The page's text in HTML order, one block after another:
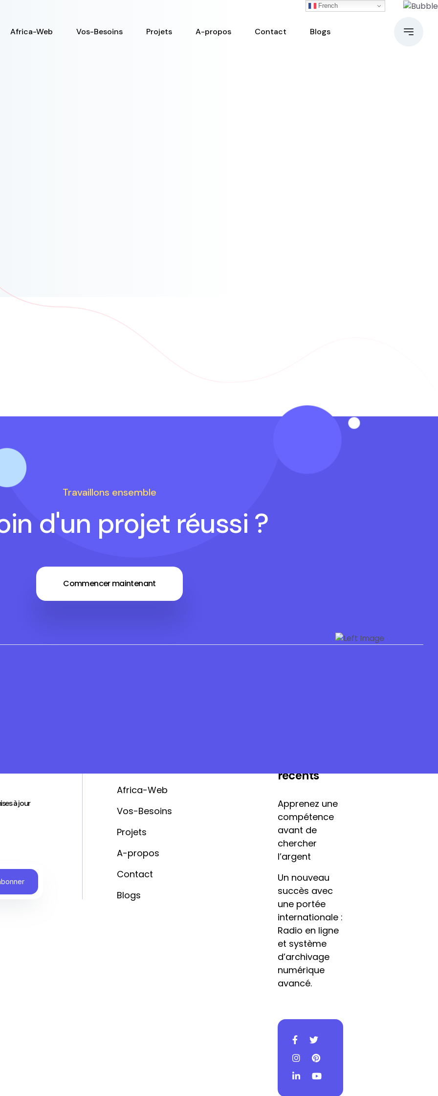
Africa-Web Vos-Besoins Projets A-propos Contact Blogs
Travaillons ensemble
d'un projet réussi ?
Commencer maintenant
à jour
Africa-Web
Vos-Besoins
Projets
A-propos
Contact
Blogs
récents
Apprenez une
compétence
avant de
chercher
l’argent
Un nouveau
succès avec
une portée
internationale :
Radio en ligne
et système
d’archivage
numérique
avancé.
French